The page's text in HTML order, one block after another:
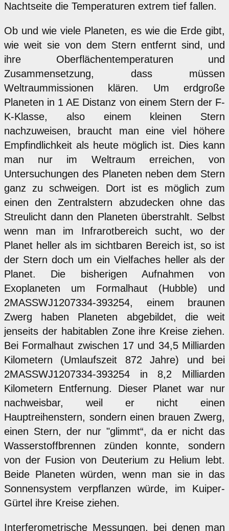
Nachtseite die Temperaturen extrem tief fallen.
Ob und wie viele Planeten, es wie die Erde gibt,
wie weit sie von dem Stern entfernt sind, und
ihre Oberflächentemperaturen und
Zusammensetzung, dass müssen
Weltraummissionen klären. Um erdgroße
Planeten in 1 AE Distanz von einem Stern der F-
K-Klasse, also einem kleinen Stern
nachzuweisen, braucht man eine viel höhere
Empfindlichkeit als heute möglich ist. Dies kann
man nur im Weltraum erreichen, von
Untersuchungen des Planeten neben dem Stern
ganz zu schweigen. Dort ist es möglich zum
einen den Zentralstern abzudecken ohne das
Streulicht dann den Planeten überstrahlt. Selbst
wenn man im Infrarotbereich sucht, wo der
Planet heller als im sichtbaren Bereich ist, so ist
der Stern doch um ein Vielfaches heller als der
Planet. Die bisherigen Aufnahmen von
Exoplaneten um Formalhaut (Hubble) und
2MASSWJ1207334-393254, einem braunen
Zwerg haben Planeten abgebildet, die weit
jenseits der habitablen Zone ihre Kreise ziehen.
Bei Formalhaut zwischen 17 und 34,5 Milliarden
Kilometern (Umlaufszeit 872 Jahre) und bei
2MASSWJ1207334-393254 in 8,2 Milliarden
Kilometern Entfernung. Dieser Planet war nur
nachweisbar, weil er nicht einen
Hauptreihenstern, sondern einen brauen Zwerg,
einen Stern, der nur "glimmt“, da er nicht das
Wasserstoffbrennen zünden konnte, sondern
von der Fusion von Deuterium zu Helium lebt.
Beide Planeten würden, wenn man sie in das
Sonnensystem verpflanzen würde, im Kuiper-
Gürtel ihre Kreise ziehen.
Interferometrische Messungen, bei denen man